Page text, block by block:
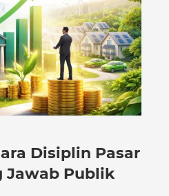
Disiplin Pasar
Jawab Publik